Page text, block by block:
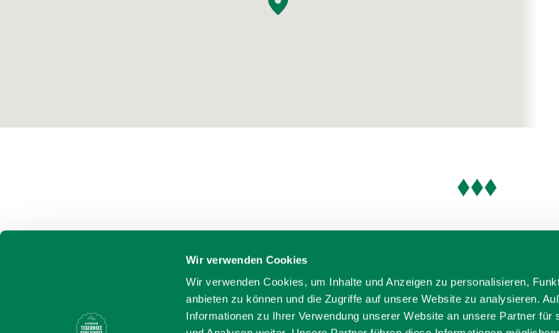
Wir verwenden Cookies
Wir verwenden Cookies, um Inhalte und Anzeigen zu personalisieren,
anbieten zu können und die Zugriffe auf unsere Website zu analysieren.
Informationen zu Ihrer Verwendung unserer Website an unsere Partner für